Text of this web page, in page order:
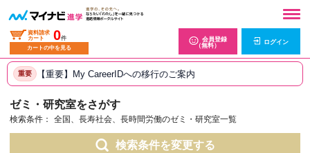
資料請求
カート
0件
カートの中を見る
会員登録
（無料）
ログイン
重要 【重要】My CareerIDへの移行のご案内
ゼミ・研究室をさがす
検索条件： 全国、長寿社会、長時間労働のゼミ・研究室一覧
検索条件を変更する